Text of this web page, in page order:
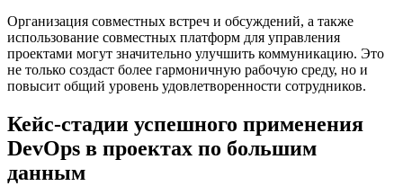
Организация совместных встреч и обсуждений, а также
использование совместных платформ для управления
проектами могут значительно улучшить коммуникацию. Это
не только создаст более гармоничную рабочую среду, но и
повысит общий уровень удовлетворенности сотрудников.
Кейс-стадии успешного применения
DevOps в проектах по большим
данным